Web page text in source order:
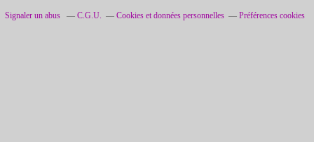
Signaler un abus C.G.U. Cookies et données personnelles Préférences cookies